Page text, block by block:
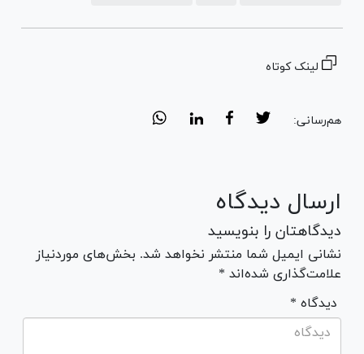
لینک کوتاه
هم‌رسانی:
ارسال دیدگاه
دیدگاهتان را بنویسید
نشانی ایمیل شما منتشر نخواهد شد. بخش‌های موردنیاز
علامت‌گذاری شده‌اند *
* دیدگاه